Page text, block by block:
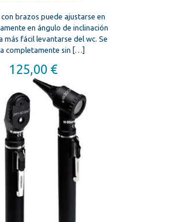
brazos puede ajustarse en
en ángulo de inclinación
más fácil levantarse del wc. Se
completamente sin […]
125,00 €